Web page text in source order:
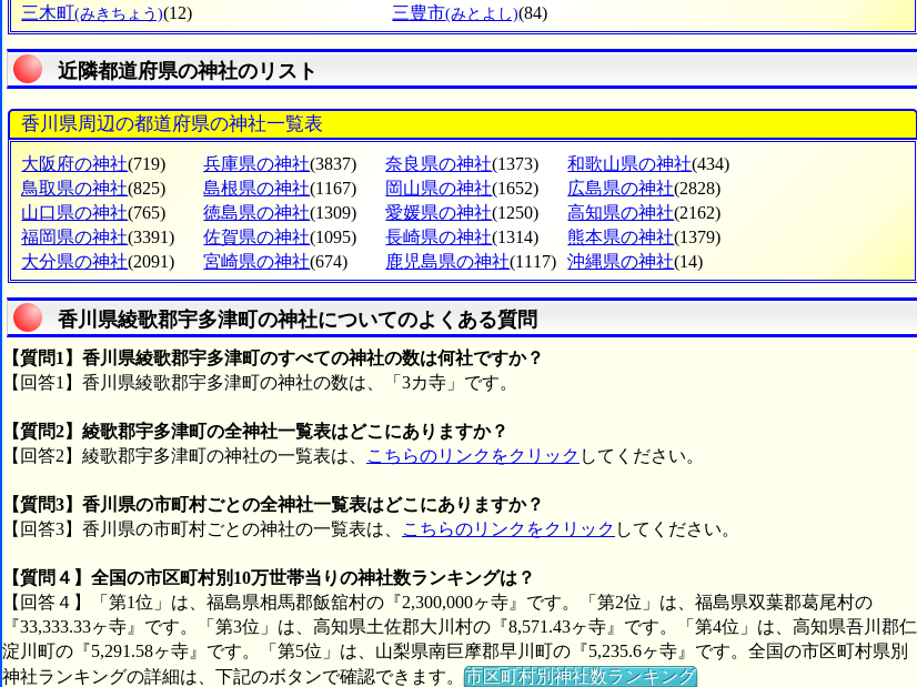
三木町(みきちょう)(12) 三豊市(みとよし)(84)
近隣都道府県の神社のリスト
香川県周辺の都道府県の神社一覧表
大阪府の神社(719) 兵庫県の神社(3837) 奈良県の神社(1373) 和歌山県の神社(434)
鳥取県の神社(825) 島根県の神社(1167) 岡山県の神社(1652) 広島県の神社(2828)
山口県の神社(765) 徳島県の神社(1309) 愛媛県の神社(1250) 高知県の神社(2162)
福岡県の神社(3391) 佐賀県の神社(1095) 長崎県の神社(1314) 熊本県の神社(1379)
大分県の神社(2091) 宮崎県の神社(674) 鹿児島県の神社(1117) 沖縄県の神社(14)
香川県綾歌郡宇多津町の神社についてのよくある質問
【質問1】香川県綾歌郡宇多津町のすべての神社の数は何社ですか？
【回答1】香川県綾歌郡宇多津町の神社の数は、「3カ寺」です。
【質問2】綾歌郡宇多津町の全神社一覧表はどこにありますか？
【回答2】綾歌郡宇多津町の神社の一覧表は、
こちらのリンクをクリック してください。
【質問3】香川県の市町村ごとの全神社一覧表はどこにありますか？
【回答3】香川県の市町村ごとの神社の一覧表は、
こちらのリンクをクリック してください。
【質問４】全国の市区町村別10万世帯当りの神社数ランキングは？
【回答４】「第1位」は、福島県相馬郡飯舘村の『2,300,000ヶ寺』です。「第2位」は、福島県双葉郡葛尾村の
『33,333.33ヶ寺』です。「第3位」は、高知県土佐郡大川村の『8,571.43ヶ寺』です。「第4位」は、高知県吾川郡仁
淀川町の『5,291.58ヶ寺』です。「第5位」は、山梨県南巨摩郡早川町の『5,235.6ヶ寺』です。全国の市区町村県別
神社ランキングの詳細は、下記のボタンで確認できます。市区町村別神社数ランキング